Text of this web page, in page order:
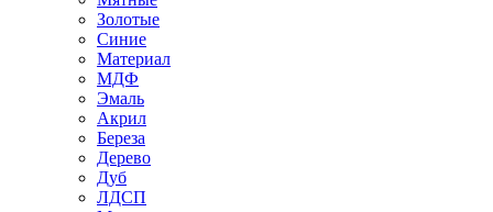
Золотые
Синие
Материал
МДФ
Эмаль
Акрил
Береза
Дерево
Дуб
ЛДСП